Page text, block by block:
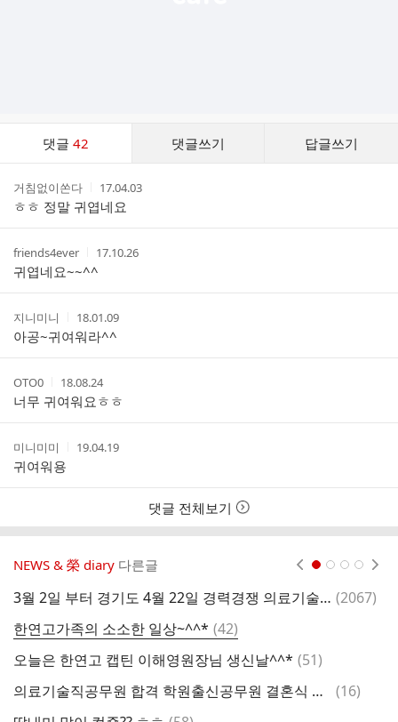
댓글42 댓글쓰기 답글쓰기
스
작
성
자
거침없이쏜다
작
성
시
간
17.04.03
ㅎㅎ 정말 귀엽네요
작
성
자
friends4ever
작
성
간
17.10.26
귀엽네요~~^^
작
성
자
지니미니
작
성
시
간
18.01.09
아공~귀여워라^^
작
성
자
OTO0
작
성
시
간
18.08.24
너무 귀여워요ㅎㅎ
작
성
자
미니미미
작
간
19.04.19
귀여워용
댓글 전체보기
NEWS & 榮 diary 다른글
3월 2일 부터 경기도 4월 22일 경력경쟁 의료기술직,식품위생직,식품위생직.환경직,환경연구사,보건연구사 원서접수 시작과 관련하여 댓
(2067)
한연고가족의 소소한 일상~^^* 댓
글
(42)
오늘은 한연고 캡틴 이해영원장님 생신날^^* 댓
(51)
의료기술직공무원 합격 학원출신공무원 결혼식 다녀 왔네요..지난 금.토
댓
(16)